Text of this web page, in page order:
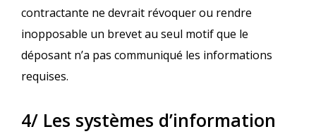
contractante ne devrait révoquer ou rendre
inopposable un brevet au seul motif que le
déposant n’a pas communiqué les informations
requises.
4/ Les systèmes d’information